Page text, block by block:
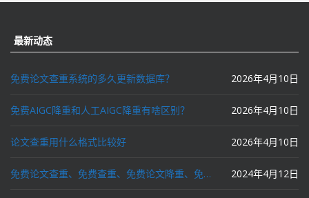
最新动态
免费论文查重系统的多久更新数据库？ 2026年4月10日
免费AIGC降重和人工AIGC降重有啥区别？ 2026年4月10日
论文查重用什么格式比较好 2026年4月10日
免费论文查重、免费查重、免费论文降重、免费降重、智能降重、一键降重、降低AIGC写作率、AI写论文，这些名词你了解吗？ 2024年4月12日